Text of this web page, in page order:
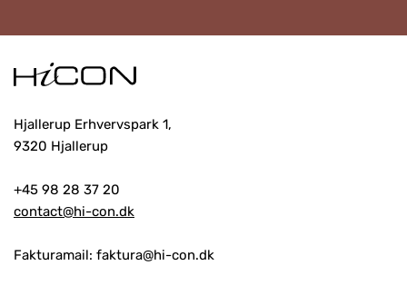
Hjallerup Erhvervspark 1,
9320 Hjallerup
+45 98 28 37 20
contact@hi-con.dk
Fakturamail: faktura@hi-con.dk